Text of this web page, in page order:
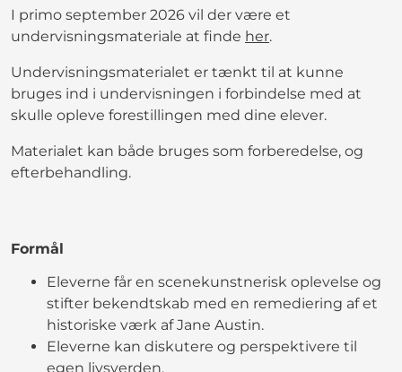
I primo september 2026 vil der være et
undervisningsmateriale at finde her.
Undervisningsmaterialet er tænkt til at kunne
bruges ind i undervisningen i forbindelse med at
skulle opleve forestillingen med dine elever.
Materialet kan både bruges som forberedelse, og
efterbehandling.
Formål
Eleverne får en scenekunstnerisk oplevelse og
stifter bekendtskab med en remediering af et
historiske værk af Jane Austin.
Eleverne kan diskutere og perspektivere til
egen livsverden.